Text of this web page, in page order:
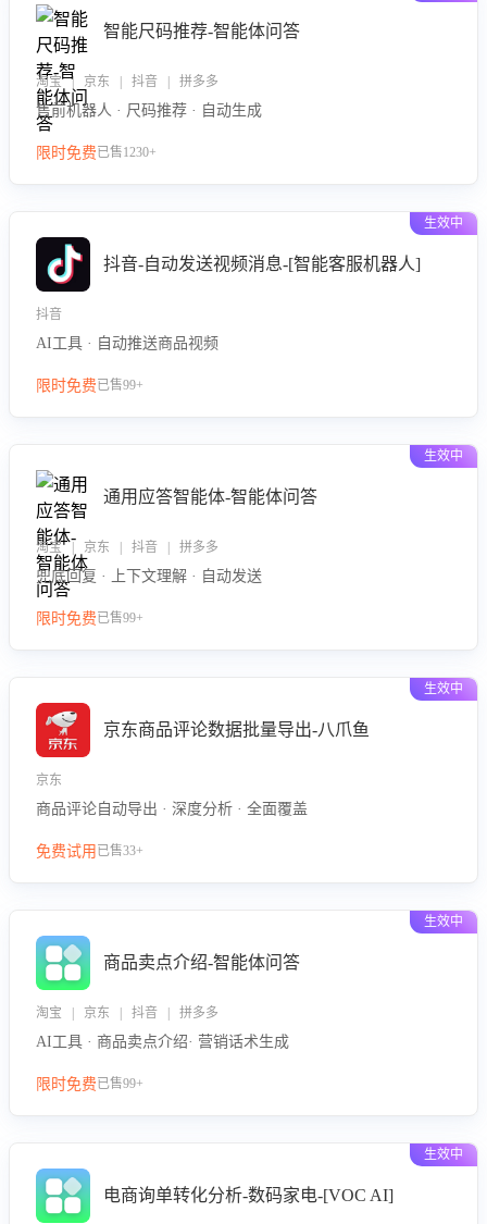
智能尺码推荐-智能体问答
淘宝 | 京东 | 抖音 | 拼多多
售前机器人 · 尺码推荐 · 自动生成
限时免费已售1230+
生效中
抖音-自动发送视频消息-[智能客服机器人]
抖音
AI工具 · 自动推送商品视频
限时免费已售99+
生效中
通用应答智能体-智能体问答
淘宝 | 京东 | 抖音 | 拼多多
兜底回复 · 上下文理解 · 自动发送
限时免费已售99+
生效中
京东商品评论数据批量导出-八爪鱼
京东
商品评论自动导出 · 深度分析 · 全面覆盖
免费试用 已售33+
生效中
商品卖点介绍-智能体问答
淘宝 | 京东 | 抖音 | 拼多多
AI工具 · 商品卖点介绍· 营销话术生成
限时免费已售99+
生效中
电商询单转化分析-数码家电-[VOC AI]